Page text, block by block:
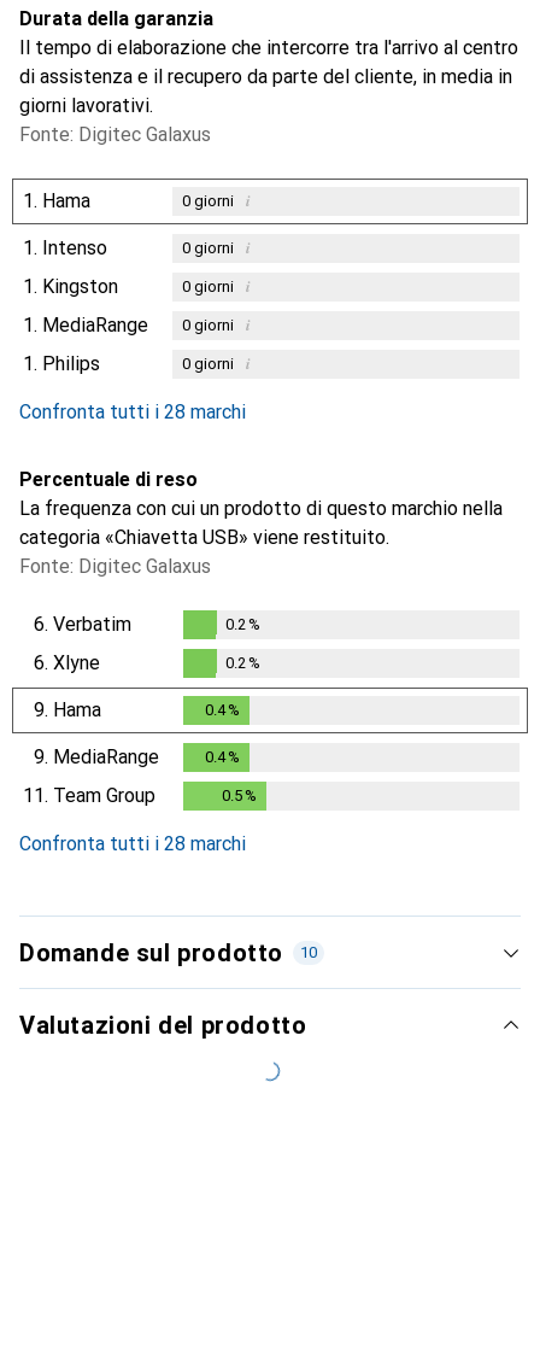
Durata della garanzia
Il tempo di elaborazione che intercorre tra l'arrivo al centro
di assistenza e il recupero da parte del cliente, in media in
giorni lavorativi.
Fonte: Digitec Galaxus
1. Hama 0giorni i
1. Intenso 0giorni i
1. Kingston 0giorni i
1. MediaRange 0giorni i
1. Philips 0giorni i
Confronta tutti i 28 marchi
Percentuale di reso
La frequenza con cui un prodotto di questo marchio nella
categoria «Chiavetta USB» viene restituito.
Fonte: Digitec Galaxus
6. Verbatim
0.2%
0.2 %
6. Xlyne
0.2%
0.2 %
9. Hama 0.4%
9. MediaRange 0.4%
11. Team Group 0.5 %
Confronta tutti i 28 marchi
Domande sul prodotto 10
Valutazioni del prodotto